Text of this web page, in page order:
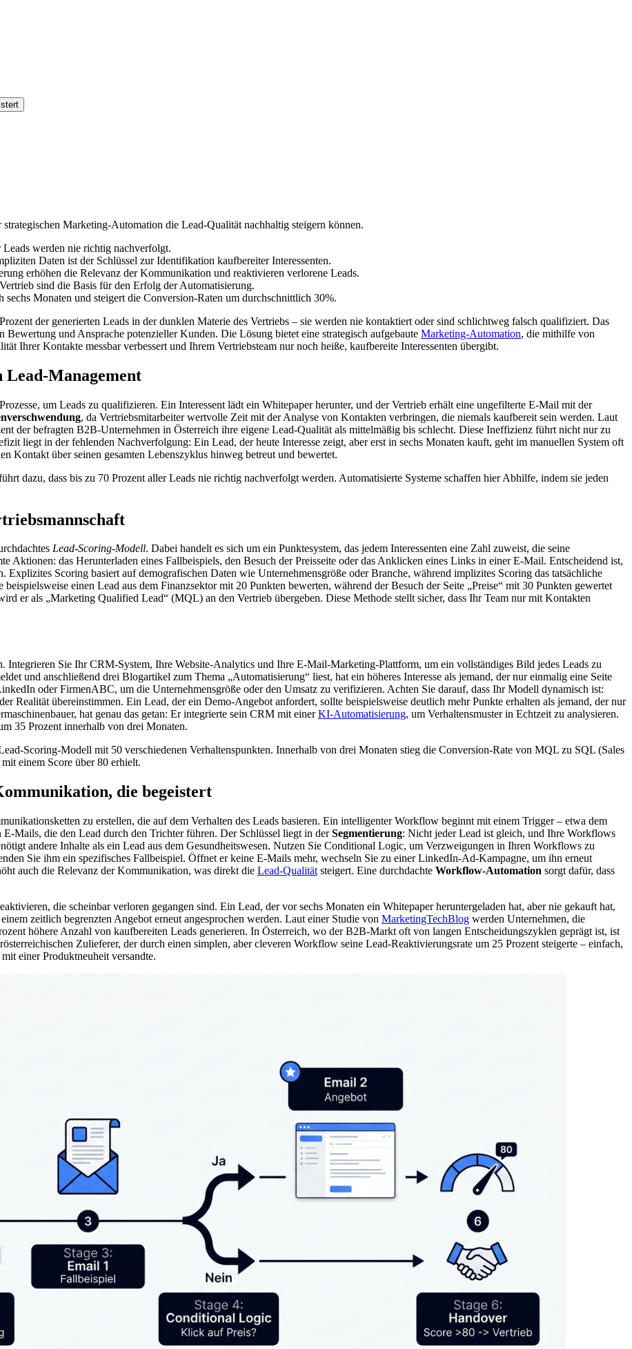
Marketing-Automation die Lead-Qualität nachhaltig steigern können.
werden nie richtig nachverfolgt.
Daten ist der Schlüssel zur Identifikation kaufbereiter Interessenten.
erhöhen die Relevanz der Kommunikation und reaktivieren verlorene Leads.
sind die Basis für den Erfolg der Automatisierung.
Monaten und steigert die Conversion-Raten um durchschnittlich 30%.
der generierten Leads in der dunklen Materie des Vertriebs – sie werden nie kontaktiert oder sind schlichtweg falsch qualifiziert. Das
und Ansprache potenzieller Kunden. Die Lösung bietet eine strategisch aufgebaute Marketing-Automation, die mithilfe von
Ihrer Kontakte messbar verbessert und Ihrem Vertriebsteam nur noch heiße, kaufbereite Interessenten übergibt.
Management
um Leads zu qualifizieren. Ein Interessent lädt ein Whitepaper herunter, und der Vertrieb erhält eine ungefilterte E-Mail mit der
, da Vertriebsmitarbeiter wertvolle Zeit mit der Analyse von Kontakten verbringen, die niemals kaufbereit sein werden. Laut
der befragten B2B-Unternehmen in Österreich ihre eigene Lead-Qualität als mittelmäßig bis schlecht. Diese Ineffizienz führt nicht nur zu
liegt in der fehlenden Nachverfolgung: Ein Lead, der heute Interesse zeigt, aber erst in sechs Monaten kauft, geht im manuellen System oft
Kontakt über seinen gesamten Lebenszyklus hinweg betreut und bewertet.
dazu, dass bis zu 70 Prozent aller Leads nie richtig nachverfolgt werden. Automatisierte Systeme schaffen hier Abhilfe, indem sie jeden
Lead-Scoring-Modell. Dabei handelt es sich um ein Punktesystem, das jedem Interessenten eine Zahl zuweist, die seine
Aktionen: das Herunterladen eines Fallbeispiels, den Besuch der Preisseite oder das Anklicken eines Links in einer E-Mail. Entscheidend ist,
Scoring basiert auf demografischen Daten wie Unternehmensgröße oder Branche, während implizites Scoring das tatsächliche
einen Lead aus dem Finanzsektor mit 20 Punkten bewerten, während der Besuch der Seite „Preise“ mit 30 Punkten gewertet
er als „Marketing Qualified Lead“ (MQL) an den Vertrieb übergeben. Diese Methode stellt sicher, dass Ihr Team nur mit Kontakten
Sie Ihr CRM-System, Ihre Website-Analytics und Ihre E-Mail-Marketing-Plattform, um ein vollständiges Bild jedes Leads zu
und anschließend drei Blogartikel zum Thema „Automatisierung“ liest, hat ein höheres Interesse als jemand, der nur einmalig eine Seite
oder FirmenABC, um die Unternehmensgröße oder den Umsatz zu verifizieren. Achten Sie darauf, dass Ihr Modell dynamisch ist:
Realität übereinstimmen. Ein Lead, der ein Demo-Angebot anfordert, sollte beispielsweise deutlich mehr Punkte erhalten als jemand, der nur
hat genau das getan: Er integrierte sein CRM mit einerKI-Automatisierung, um Verhaltensmuster in Echtzeit zu analysieren.
35 Prozent innerhalb von drei Monaten.
Scoring-Modell mit 50 verschiedenen Verhaltenspunkten. Innerhalb von drei Monaten stieg die Conversion-Rate von MQL zu SQL (Sales
einem Score über 80 erhielt.
die begeistert
zu erstellen, die auf dem Verhalten des Leads basieren. Ein intelligenter Workflow beginnt mit einem Trigger – etwa dem
Mails, die den Lead durch den Trichter führen. Der Schlüssel liegt in derSegmentierung: Nicht jeder Lead ist gleich, und Ihre Workflows
andere Inhalte als ein Lead aus dem Gesundheitswesen. Nutzen Sie Conditional Logic, um Verzweigungen in Ihren Workflows zu
Sie ihm ein spezifisches Fallbeispiel. Öffnet er keine E-Mails mehr, wechseln Sie zu einer LinkedIn-Ad-Kampagne, um ihn erneut
auch die Relevanz der Kommunikation, was direkt die Lead-Qualität steigert. Eine durchdachte Workflow-Automation sorgt dafür, dass
die scheinbar verloren gegangen sind. Ein Lead, der vor sechs Monaten ein Whitepaper heruntergeladen hat, aber nie gekauft hat,
zeitlich begrenzten Angebot erneut angesprochen werden. Laut einer Studie von MarketingTechBlog werden Unternehmen, die
höhere Anzahl von kaufbereiten Leads generieren. In Österreich, wo der B2B-Markt oft von langen Entscheidungszyklen geprägt ist, ist
Zulieferer, der durch einen simplen, aber cleveren Workflow seine Lead-Reaktivierungsrate um 25 Prozent steigerte – einfach,
einer Produktneuheit versandte.